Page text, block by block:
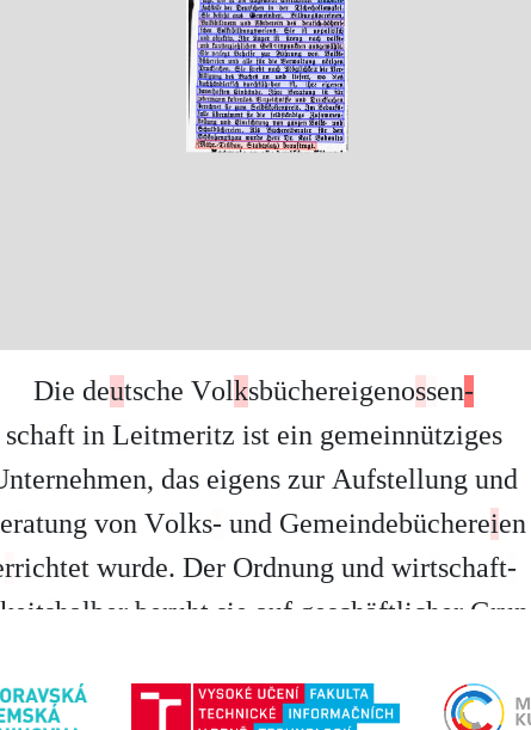
Die deutsche Volksbüchereigenossen-
schaft in Leitmeritz ist ein gemeinnütziges
nternehmen, das eigens zur Aufstellung und
eratung von Volks- und Gemeindebüchereien
rrichtet wurde. Der Ordnung und wirtschaft-
keitshalber beruht sie auf geschäftlicher Grun
stelle d Deuts chen in der Tschec slowa ke